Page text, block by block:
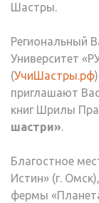
Шастры.
Региональный
Университет
(УчиШастры.рф
приглашают
книг Шрилы
шастри».
Благостное
Истин» (г.
фермы